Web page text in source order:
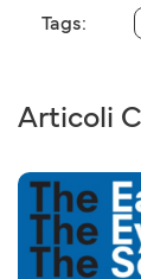
Tags:
Articoli